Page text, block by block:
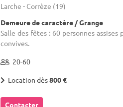
Larche - Corrèze (19)
Demeure de caractère / Grange
Salle des fêtes : 60 personnes
convives.
20-60
Location dès800 €
Contacter